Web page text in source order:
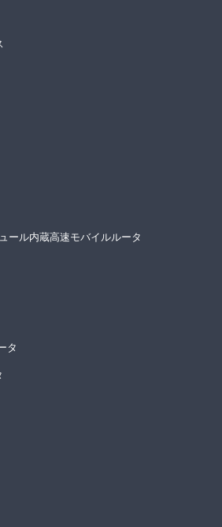
ール内蔵高速モバイルルータ
タ